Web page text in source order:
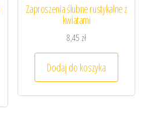
Zaproszenia ślubne rustykalne z
kwiatami
8,45 zł
Dodaj do koszyka